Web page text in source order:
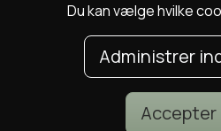
Du kan vælge hvilke
Administrer
Accepter